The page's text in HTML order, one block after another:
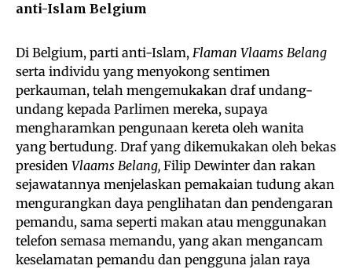
anti-Islam Belgium
Di Belgium, parti anti-Islam, Flaman Vlaams Belang
serta individu yang menyokong sentimen
perkauman, telah mengemukakan draf undang-
undang kepada Parlimen mereka, supaya
mengharamkan pengunaan kereta oleh wanita
yang bertudung. Draf yang dikemukakan oleh bekas
presiden Vlaams Belang, Filip Dewinter dan rakan
sejawatannya menjelaskan pemakaian tudung akan
mengurangkan daya penglihatan dan pendengaran
pemandu, sama seperti makan atau menggunakan
telefon semasa memandu, yang akan mengancam
keselamatan pemandu dan pengguna jalan raya